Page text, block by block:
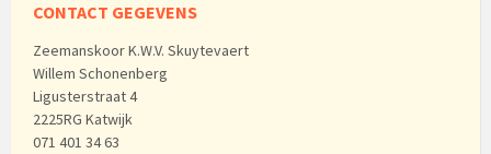
CONTACT GEGEVENS
Zeemanskoor K.W.V. Skuytevaert
Willem Schonenberg
Ligusterstraat 4
2225RG Katwijk
071 401 34 63